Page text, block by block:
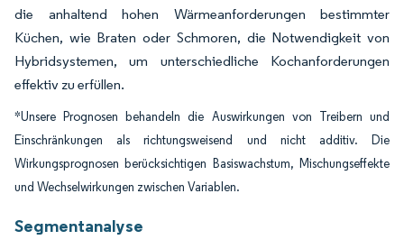
die anhaltend hohen Wärmeanforderungen bestimmter
Küchen, wie Braten oder Schmoren, die Notwendigkeit von
Hybridsystemen, um unterschiedliche Kochanforderungen
effektiv zu erfüllen.
*Unsere Prognosen behandeln die Auswirkungen von Treibern und
Einschränkungen als richtungsweisend und nicht additiv. Die
Wirkungsprognosen berücksichtigen Basiswachstum, Mischungseffekte
und Wechselwirkungen zwischen Variablen.
Segmentanalyse